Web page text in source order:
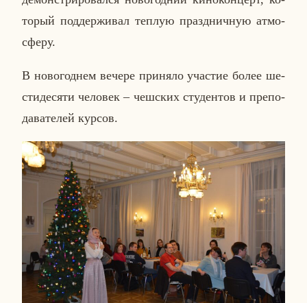
то­рый под­дер­жи­вал теплую празд­нич­ную ат­мо­
сфе­ру.
В но­во­год­нем вечере при­ня­ло уча­стие более ше­
сти­де­ся­ти че­ло­век – чеш­ских сту­ден­тов и пре­по­
да­ва­те­лей курсов.